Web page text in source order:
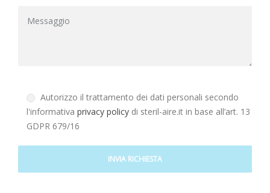
Autorizzo il trattamento dei dati personali secondo
l'informativa privacy policy di steril-aire.it in base all’art. 13
GDPR 679/16